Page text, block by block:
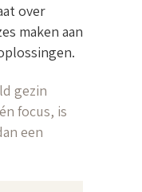
over
maken aan
gezin
focus, is
een